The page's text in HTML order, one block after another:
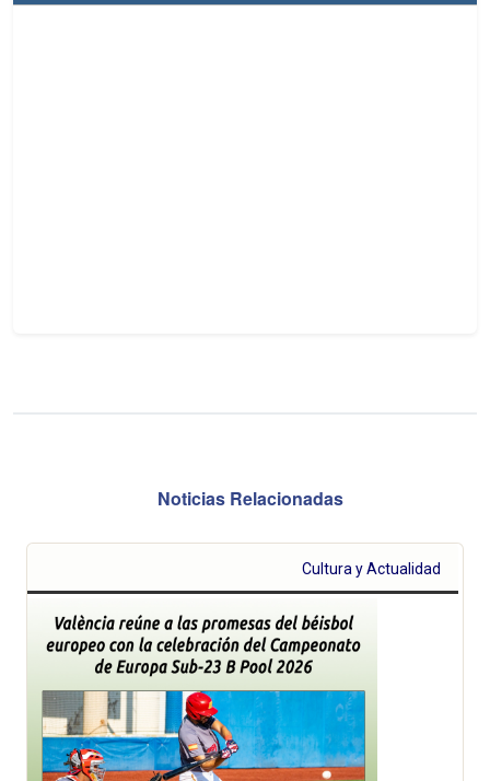
Noticias Relacionadas
Cultura y Actualidad